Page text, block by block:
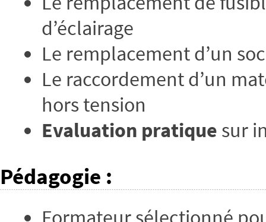
d’éclairage
Le remplacement d’un
Le raccordement d’un
hors tension
Evaluation pratique sur
Pédagogie :